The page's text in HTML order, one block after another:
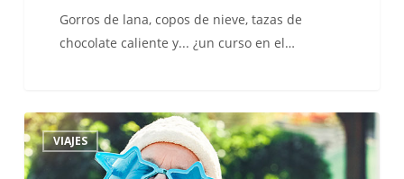
Gorros de lana, copos de nieve, tazas de
chocolate caliente y... ¿un curso en el…
¿Cómo
es
pasar
VIAJES